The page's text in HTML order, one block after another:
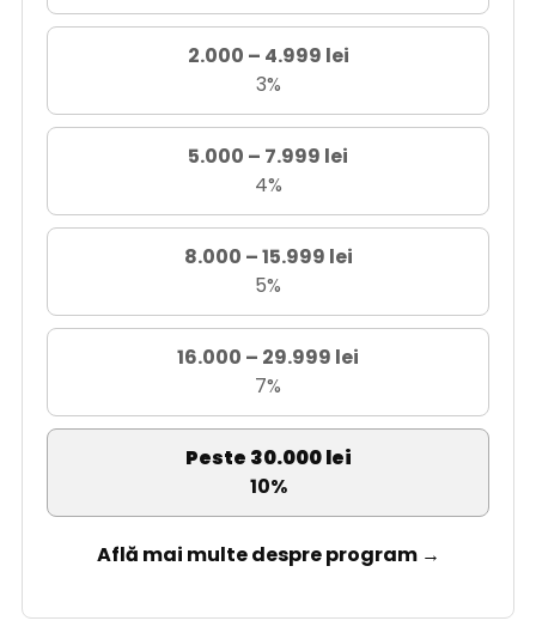
2.000 – 4.999 lei
3%
5.000 – 7.999 lei
4%
8.000 – 15.999 lei
5%
16.000 – 29.999 lei
7%
Peste 30.000 lei
10%
Află mai multe despre program →